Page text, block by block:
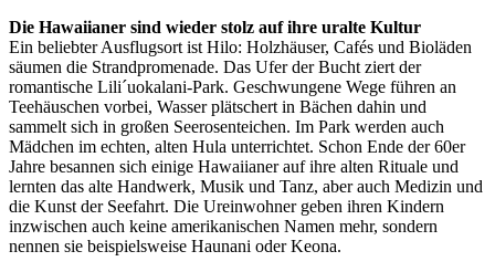
Die Hawaiianer sind wieder stolz auf ihre uralte Kultur
Ein beliebter Ausflugsort ist Hilo: Holzhäuser, Cafés und Bioläden
säumen die Strandpromenade. Das Ufer der Bucht ziert der
romantische Lili´uokalani-Park. Geschwungene Wege führen an
Teehäuschen vorbei, Wasser plätschert in Bächen dahin und
sammelt sich in großen Seerosenteichen. Im Park werden auch
Mädchen im echten, alten Hula unterrichtet. Schon Ende der 60er
Jahre besannen sich einige Hawaiianer auf ihre alten Rituale und
lernten das alte Handwerk, Musik und Tanz, aber auch Medizin und
die Kunst der Seefahrt. Die Ureinwohner geben ihren Kindern
inzwischen auch keine amerikanischen Namen mehr, sondern
nennen sie beispielsweise Haunani oder Keona.